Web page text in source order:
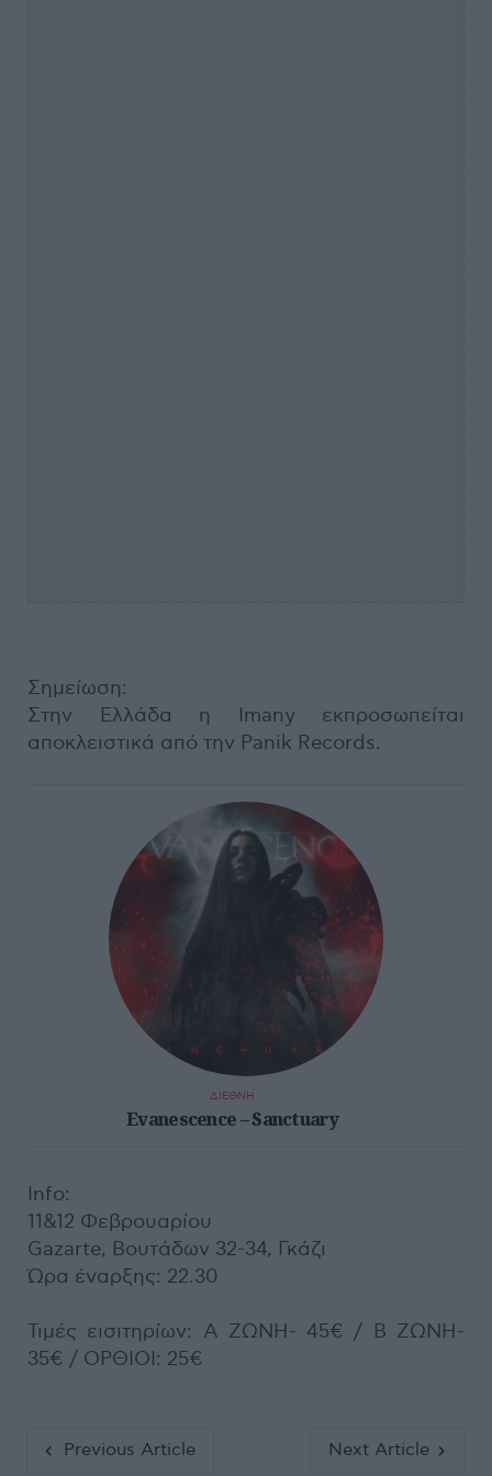
Σημείωση:
Στην Ελλάδα η Ιmany εκπροσωπείται
αποκλειστικά από την Panik Records.
ΔΙΕΘΝΗ
Evanescence – Sanctuary
Info:
11&12 Φεβρουαρίου
Gazarte, Βουτάδων 32-34, Γκάζι
Ώρα έναρξης: 22.30
Τιμές εισιτηρίων: A ΖΩΝΗ- 45€ / Β ΖΩΝΗ-
35€ / ΟΡΘΙΟΙ: 25€
Previous Article Next Article